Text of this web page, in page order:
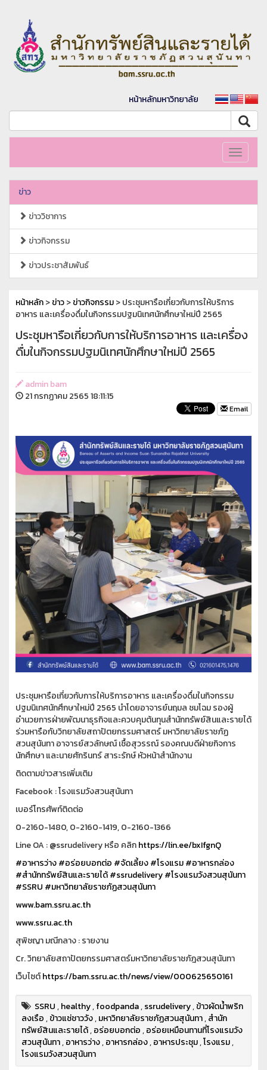
หน้าหลักมหาวิทยาลัย
Toggle
ข่าว
ข่าววิชาการ
ข่าวกิจกรรม
ข่าวประชาสัมพันธ์
หน้าหลัก>ข่าว>ข่าวกิจกรรม> ประชุมหารือเกี่ยวกับการให้บริการ
อาหาร และเครื่องดื่มในกิจกรรมปฐมนิเทศนักศึกษาใหม่ปี 2565
ประชุมหารือเกี่ยวกับการให้บริการอาหาร และเครื่อง
ดื่มในกิจกรรมปฐมนิเทศนักศึกษาใหม่ปี 2565
admin bam
21 กรกฏาคม 2565 18:11:15
Email
ประชุมหารือเกี่ยวกับการให้บริการอาหาร และเครื่องดื่มในกิจกรรม
ปฐมนิเทศนักศึกษาใหม่ปี 2565 นำโดยอาจารย์นฤมล ชมโฉม รองผู้
อำนวยการฝ่ายพัฒนาธุรกิจและควบคุมต้นทุนสำนักทรัพย์สินและรายได้
ร่วมหารือกับวิทยาลัยสถาปัตยกรรมศาสตร์ มหาวิทยาลัยราชภัฏ
สวนสุนันทา อาจารย์สวลักษณ์ เชื้อสุวรรณ์ รองคณบดีฝ่ายกิจการ
นักศึกษา และนายศักรินทร์ สาระรักษ์ หัวหน้าสำนักงาน
ติดตามข่าวสารเพิ่มเติม
Facebook : โรงแรมวังสวนสุนันทา
เบอร์โทรศัพท์ติดต่อ
0-2160-1480, 0-2160-1419, 0-2160-1366
Line OA : @ssrudelivery หรือ คลิกhttps://lin.ee/bxIfgnQ
#อาหารว่าง#อร่อยบอกต่อ #จัดเลี้ยง#โรงแรม#อาหารกล่อง
#สำนักทรัพย์สินและรายได้#ssrudelivery#โรงแรมวังสวนสุนันทา
#SSRU #มหาวิทยาลัยราชภัฏสวนสุนันทา
www.bam.ssru.ac.th
www.ssru.ac.th
สุพิชญา มณีกลาง : รายงาน
Cr. วิทยาลัยสถาปัตยกรรมศาสตร์มหาวิทยาลัยราชภัฎสวนสุนันทา
เว็บไซต์https://bam.ssru.ac.th/news/view/000625650161
SSRU,healthy,foodpanda,ssrudelivery,ข้าวผัดน้ำพริก
ลงเรือ,ข้าวแช่ชาววัง,มหาวิทยาลัยราชภัฏสวนสุนันทา,สำนัก
ทรัพย์สินและรายได้,อร่อยบอกต่อ,อร่อยเหมือนทานที่โรงแรมวัง
สวนสุนันทา,อาหารว่าง,อาหารกล่อง,อาหารประชุม,โรงแรม,
โรงแรมวังสวนสุนันทา